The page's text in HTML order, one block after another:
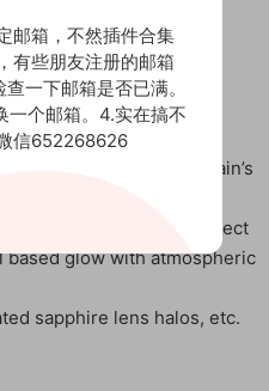
you can easily
add dreamlike ray
unique characteristic
with Sapphire UltraGrain’s
particles.
to connect
glow with atmospheric
sapphire lens halos, etc.
邮箱，不然插件合集
有些朋友注册的邮箱
一下邮箱是否已满。
一个邮箱。4.实在搞不
信652268626